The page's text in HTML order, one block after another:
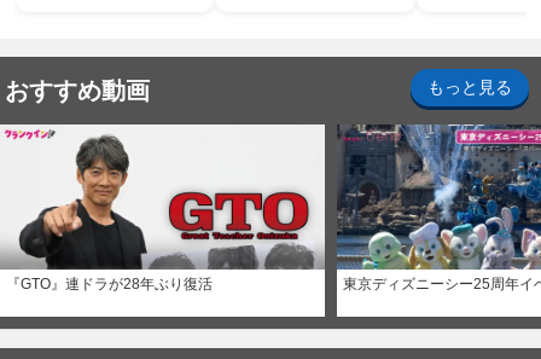
おすすめ動画 もっと見る
『GTO』連ドラが28年ぶり復活 東京ディズニーシー25周年イ